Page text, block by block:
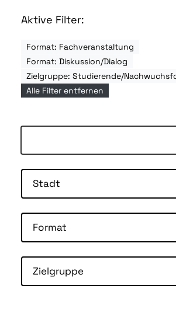
Aktive Filter:
Format: Fachveranstaltung
Format: Diskussion/Dialog
Zielgruppe: Studierende/
Alle Filter entfernen
Stadt
Format
Zielgruppe